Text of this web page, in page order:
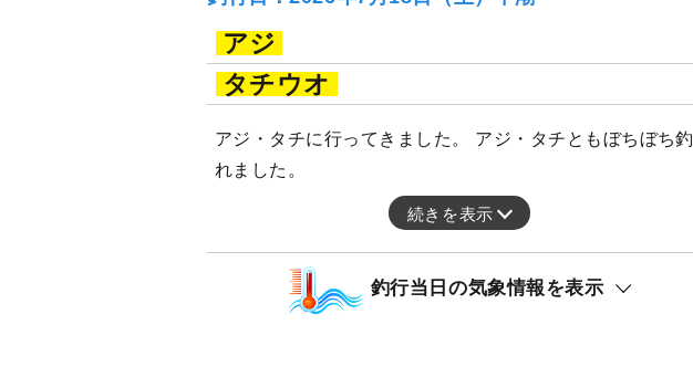
アジ
タチウオ
アジ・タチに行ってきました。 アジ・タチともぼちぼち釣
れました。
続きを表示
釣行当日の気象情報を表示